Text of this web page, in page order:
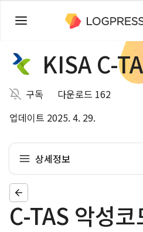
KISA C-
구독
다운로드 162
업데이트 2025. 4. 29.
상세정보
C-TAS 악성